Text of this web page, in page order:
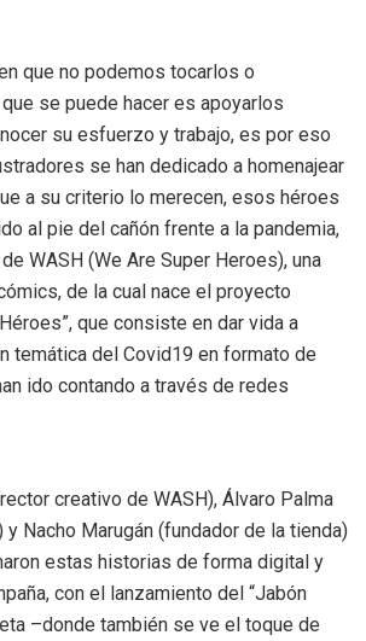
que no podemos tocarlos o
se puede hacer es apoyarlos
su esfuerzo y trabajo, es por eso
se han dedicado a homenajear
a su criterio lo merecen, esos héroes
al pie del cañón frente a la pandemia,
WASH (We Are Super Heroes), una
de la cual nace el proyecto
que consiste en dar vida a
temática del Covid19 en formato de
ido contando a través de redes
creativo de WASH), Álvaro Palma
Nacho Marugán (fundador de la tienda)
estas historias de forma digital y
con el lanzamiento del “Jabón
–donde también se ve el toque de